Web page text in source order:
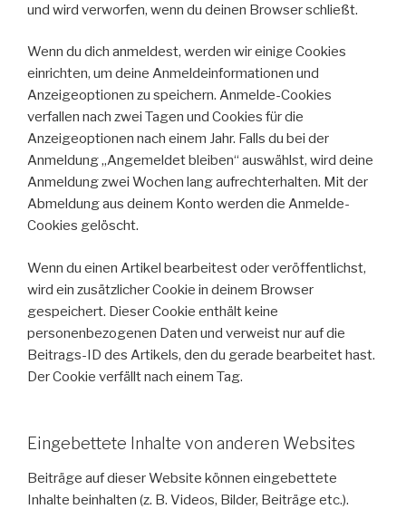
und wird verworfen, wenn du deinen Browser schließt.
Wenn du dich anmeldest, werden wir einige Cookies
einrichten, um deine Anmeldeinformationen und
Anzeigeoptionen zu speichern. Anmelde-Cookies
verfallen nach zwei Tagen und Cookies für die
Anzeigeoptionen nach einem Jahr. Falls du bei der
Anmeldung „Angemeldet bleiben“ auswählst, wird deine
Anmeldung zwei Wochen lang aufrechterhalten. Mit der
Abmeldung aus deinem Konto werden die Anmelde-
Cookies gelöscht.
Wenn du einen Artikel bearbeitest oder veröffentlichst,
wird ein zusätzlicher Cookie in deinem Browser
gespeichert. Dieser Cookie enthält keine
personenbezogenen Daten und verweist nur auf die
Beitrags-ID des Artikels, den du gerade bearbeitet hast.
Der Cookie verfällt nach einem Tag.
Eingebettete Inhalte von anderen Websites
Beiträge auf dieser Website können eingebettete
Inhalte beinhalten (z. B. Videos, Bilder, Beiträge etc.).